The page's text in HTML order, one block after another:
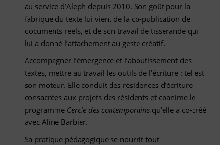
au service d’Aleph depuis 2010. Son goût pour la
fabrique du texte lui vient de la co-publication de
documents réels, et de son travail de tisserande qui
lui a donné l’attachement au geste créatif.
Accompagner l’émergence et l’aboutissement des
textes, mettre au travail les outils de l’écriture : tel est
son moteur. Elle conduit des résidences d’écriture
consacrées aux projets des résidents et coanime le
programme Cercle des contemporains qu’elle a co-créé
avec Aline Barbier.
Sa pratique pédagogique se nourrit tout